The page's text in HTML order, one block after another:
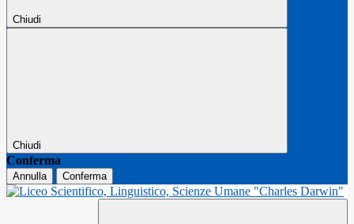
Chiudi
Chiudi
Conferma
Annulla Conferma